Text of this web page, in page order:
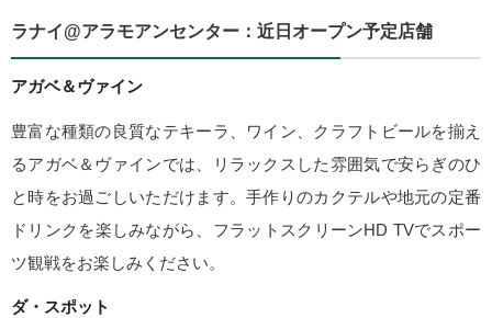
ラナイ@アラモアンセンター：近日オープン予定店舗
アガベ＆ヴァイン
豊富な種類の良質なテキーラ、ワイン、クラフトビールを揃え
るアガベ＆ヴァインでは、リラックスした雰囲気で安らぎのひ
と時をお過ごしいただけます。手作りのカクテルや地元の定番
ドリンクを楽しみながら、フラットスクリーンHD TVでスポー
ツ観戦をお楽しみください。
ダ・スポット